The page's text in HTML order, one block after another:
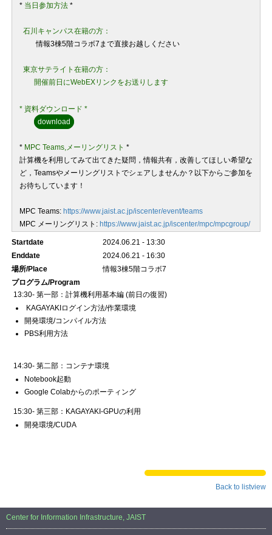
* 当日 参加方法*
石川キャンパス在籍の方：
情報3棟5階コラボ7まで直接お越しください
東京サテライト在籍の方：
開催前日にWebEXリンクをお送りします
* 資料ダウンロード *
download
* MPC Teams,メーリングリスト *
計算機を利用してみて出てきた疑問，情報共有，改善してほしい希望な
ど，Teamsやメーリングリストでシェアしませんか？以下からご参加を
お待ちしています！
MPC Teams: https://www.jaist.ac.jp/iscenter/event/teams
MPC メーリングリスト: https://www.jaist.ac.jp/iscenter/mpc/mpcgroup/
Startdate
2024.06.21 - 13:30
Enddate
2024.06.21 - 16:30
場所/Place
情報3棟5階コラボ7
プログラム/Program
13:30- 第一部：計算機利用基本編 (前日の復習)
KAGAYAKIログイン方法/作業環境
開発環境/コンパイル方法
PBS利用方法
14:30- 第二部：コンテナ環境
Notebook起動
Google Colabからのポーティング
15:30- 第三部：KAGAYAKI-GPUの利用
開発環境/CUDA
Back to listview
Center for Information Infrastructure, JAIST